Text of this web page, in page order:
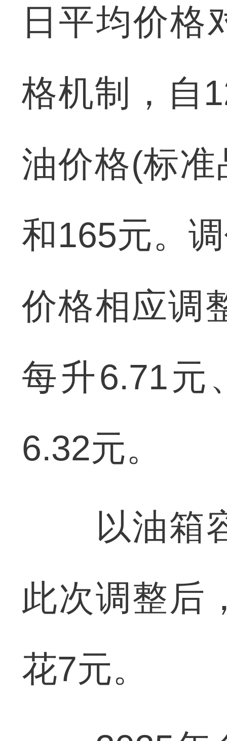
日平均价格
格机制，自
油价格(标
和165元。
价格相应调
每升6.71元
6.32元。
以油箱容
此次调整后
花7元。